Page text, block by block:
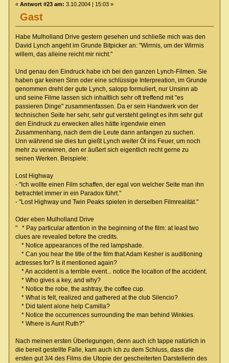
Gast
« Antwort #23 am: 3.10.2004 | 15:03 »
Habe Mulholland Drive gestern gesehen und schließe mich was den
David Lynch angeht im Grunde Bitpicker an: "Wirrnis, um der Wirrnis
willem, das alleine reicht mir nicht."
Und genau den Eindruck habe ich bei den ganzen Lynch-Filmen. Sie
haben gar keinen Sinn oder eine schlüssige Interpreation, im Grunde
genommen dreht der gute Lynch, salopp formuliert, nur Unsinn ab
und seine Filme lassen sich inhaltlich sehr oft treffend mit "es
passieren Dinge" zusammenfassen. Da er sein Handwerk von der
technischen Seite her sehr, sehr gut versteht gelingt es ihm sehr gut
den Eindruck zu erwecken alles hätte irgendwie einen
Zusammenhang, nach dem die Leute dann anfangen zu suchen.
Unn während sie dies tun gießt Lynch weiter Öl ins Feuer, um noch
mehr zu verwirren, den er äußert sich eigentlich recht gerne zu
seinen Werken. Beispiele:
Lost Highway
- "Ich wollte einen Film schaffen, der egal von welcher Seite man ihn
betrachtet immer in ein Paradox führt."
- "Lost Highway und Twin Peaks spielen in derselben Filmrealität."
Oder eben Mulholland Drive
" * Pay particular attention in the beginning of the film: at least two
clues are revealed before the credits.
* Notice appearances of the red lampshade.
* Can you hear the title of the film that Adam Kesher is auditioning
actresses for? Is it mentioned again?
* An accident is a terrible event... notice the location of the accident.
* Who gives a key, and why?
* Notice the robe, the ashtray, the coffee cup.
* What is felt, realized and gathered at the club Silencio?
* Did talent alone help Camilla?
* Notice the occurrences surrounding the man behind Winkies.
* Where is Aunt Ruth?"
Nach meinen ersten Überlegungen, denn auch ich tappe natürlich in
die bereit gestellte Falle, kam auch ich zu dem Schluss, dass die
ersten gut 3/4 des Films die Utopie der gescheiterten Darstellerin des